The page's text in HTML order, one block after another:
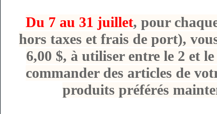
Du 7 au 31 juillet, pour
hors taxes et frais de port),
6,00 $, à utiliser entre le 2 et
commander des articles de
produits préférés